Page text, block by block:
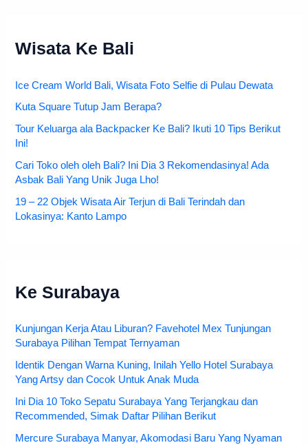
Wisata Ke Bali
Ice Cream World Bali, Wisata Foto Selfie di Pulau Dewata
Kuta Square Tutup Jam Berapa?
Tour Keluarga ala Backpacker Ke Bali? Ikuti 10 Tips Berikut
Ini!
Cari Toko oleh oleh Bali? Ini Dia 3 Rekomendasinya! Ada
Asbak Bali Yang Unik Juga Lho!
19 – 22 Objek Wisata Air Terjun di Bali Terindah dan
Lokasinya: Kanto Lampo
Ke Surabaya
Kunjungan Kerja Atau Liburan? Favehotel Mex Tunjungan
Surabaya Pilihan Tempat Ternyaman
Identik Dengan Warna Kuning, Inilah Yello Hotel Surabaya
Yang Artsy dan Cocok Untuk Anak Muda
Ini Dia 10 Toko Sepatu Surabaya Yang Terjangkau dan
Recommended, Simak Daftar Pilihan Berikut
Mercure Surabaya Manyar, Akomodasi Baru Yang Nyaman